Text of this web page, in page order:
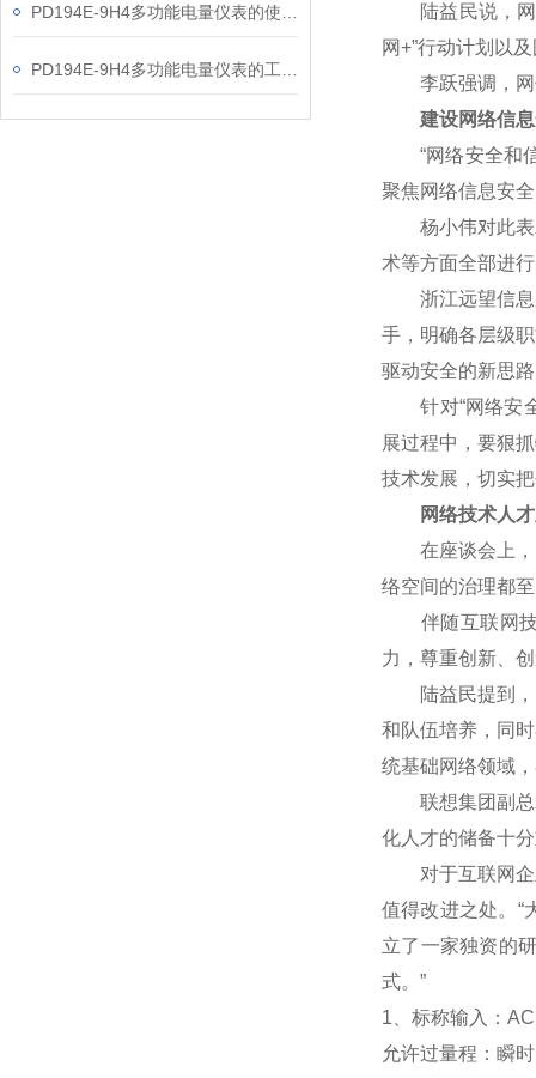
陆益民说，网
网+”行动计划以
李跃强调，网
建设网络信息
“网络安全和信
聚焦网络信息安
杨小伟对此表示
术等方面全部进
浙江远望信息股
手，明确各层级
驱动安全的新思
针对“网络安全
展过程中，要狠
技术发展，切实
网络技术人才
在座谈会上，网
络空间的治理都
伴随互联网技
力，尊重创新、
陆益民提到，
和队伍培养，同
统基础网络领域
联想集团副总裁
化人才的储备十
对于互联网企业
值得改进之处。“
立了一家独资的
式。”
1 、标称输入：
允许过量程：瞬